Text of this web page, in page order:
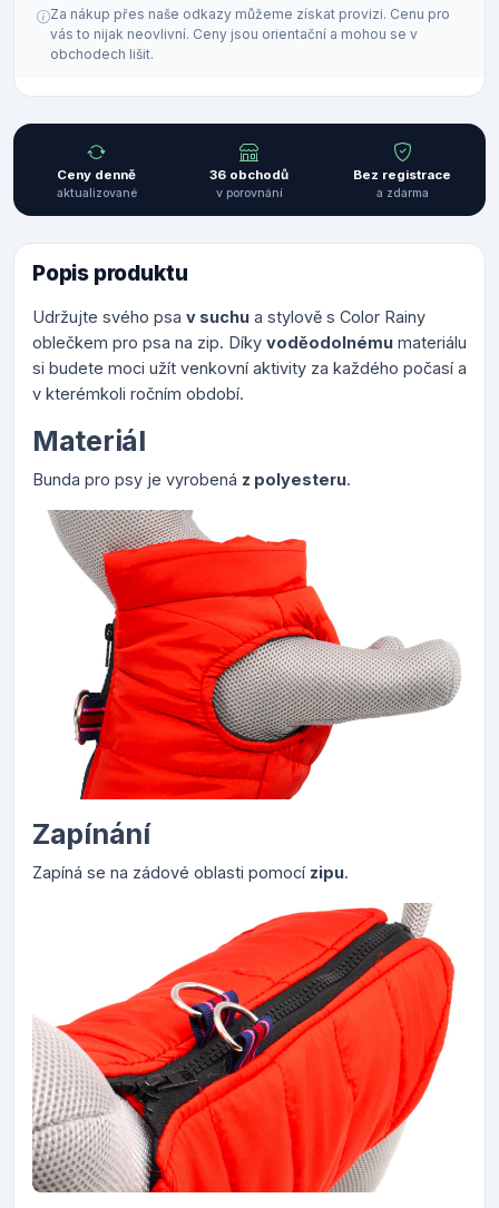
Za nákup přes naše odkazy můžeme získat provizi. Cenu pro
vás to nijak neovlivní. Ceny jsou orientační a mohou se v
obchodech lišit.
Ceny denně
aktualizované
36 obchodů
v porovnání
Bez registrace
a zdarma
Popis produktu
Udržujte svého psa v suchu a stylově s Color Rainy
oblečkem pro psa na zip. Díky voděodolnému materiálu
si budete moci užít venkovní aktivity za každého počasí a
v kterémkoli ročním období.
Materiál
Bunda pro psy je vyrobená z polyesteru.
Zapínání
Zapíná se na zádové oblasti pomocí zipu.